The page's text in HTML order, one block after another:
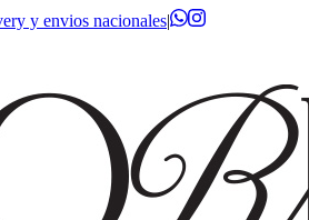
y envios nacionales|